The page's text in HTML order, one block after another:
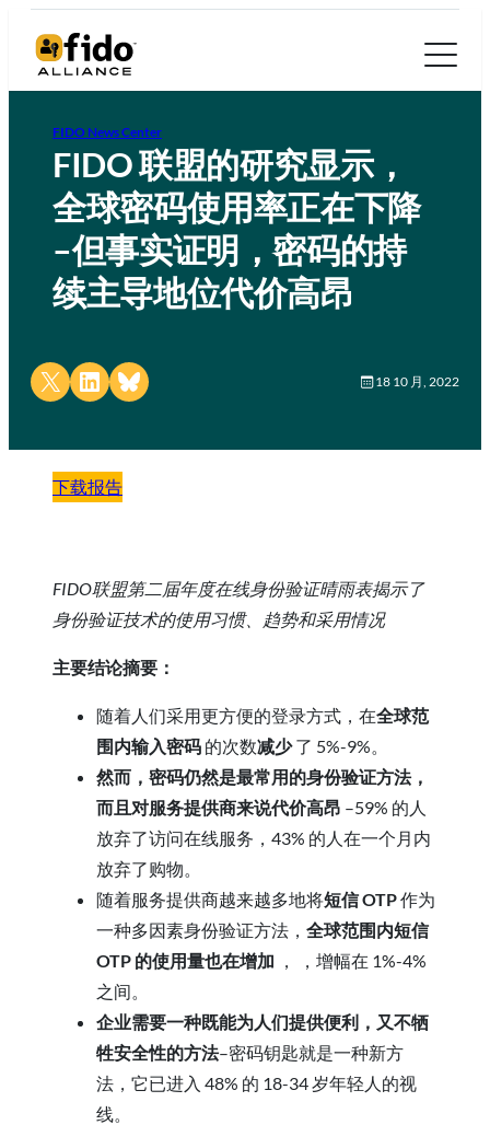
FIDO News Center
FIDO 联盟的研究显示，
全球密码使用率正在下降
–但事实证明，密码的持
续主导地位代价高昂
Share on X Share on LinkedIn
Share on Bluesky 18 10 月, 2022
下载报告
FIDO联盟第二届年度在线身份验证晴雨表揭示了
身份验证技术的使用习惯、趋势和采用情况
主要结论摘要：
随着人们采用更方便的登录方式，在全球范
围内输入密码 的次数减少了 5%-9%。
然而，密码仍然是最常用的身份验证方法，
而且对服务提供商来说代价高昂 –59% 的人
放弃了访问在线服务，43% 的人在一个月内
放弃了购物。
随着服务提供商越来越多地将短信 OTP作为
一种多因素身份验证方法， 全球范围内短信
OTP 的使用量也在增加 ，
，增幅在 1%-4%
之间。
企业需要一种既能为人们提供便利，又不牺
牲安全性的方法–密码钥匙就是一种新方
法，它已进入 48% 的 18-34 岁年轻人的视
线。